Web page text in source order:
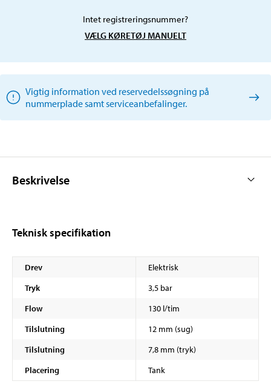
Intet registreringsnummer?
VÆLG KØRETØJ MANUELT
Vigtig information ved reservedelssøgning på
nummerplade samt serviceanbefalinger.
Beskrivelse
Teknisk specifikation
Drev
Elektrisk
Tryk
3,5 bar
Flow
130 l/tim
Tilslutning
12 mm (sug)
Tilslutning
7,8 mm (tryk)
Placering
Tank